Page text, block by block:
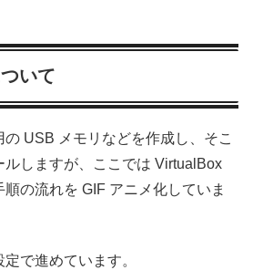
いて
USB メモリなどを作成し、そこ
しますが、ここでは VirtualBox
の流れを GIF アニメ化していま
で進めています。